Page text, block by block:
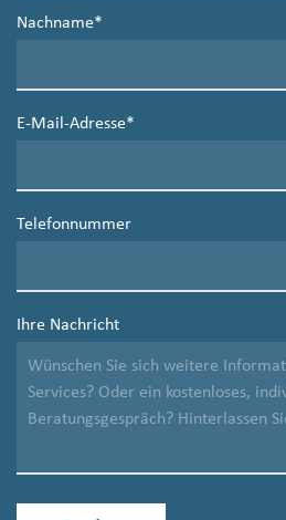
Nachname*
E-Mail-Adresse*
Telefonnummer
Ihre Nachricht